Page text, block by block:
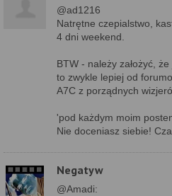
@ad1216
Natrętne czepialstwo,
4 dni weekend.
BTW - należy założyć,
to zwykle lepiej od
A7C z porządnych
'pod każdym moim
Nie doceniasz siebie!
Negatyw
@Amadi: